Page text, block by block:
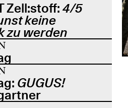
Zell:stoff: 4/5
keine
zu werden
GUGUS!